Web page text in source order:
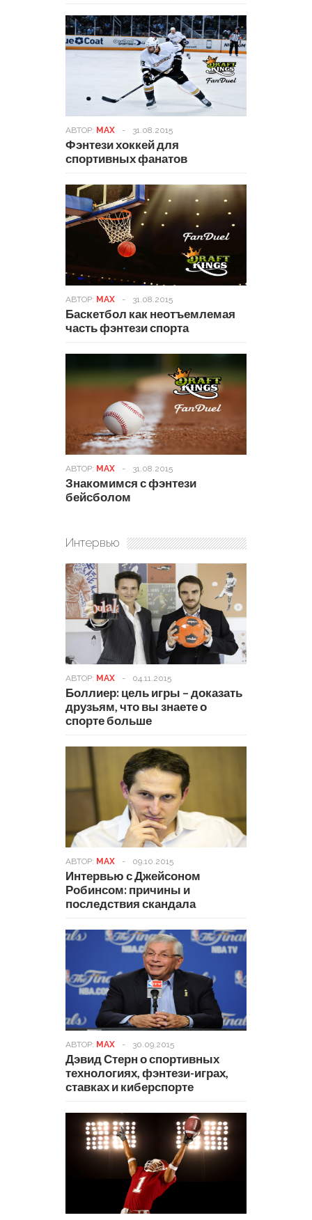
АВТОР: MAX - 31.08.2015
Фэнтези хоккей для
спортивных фанатов
АВТОР: MAX - 31.08.2015
Баскетбол как неотъемлемая
часть фэнтези спорта
АВТОР: MAX - 31.08.2015
Знакомимся с фэнтези
бейсболом
Интервью
АВТОР: MAX - 04.11.2015
Боллиер: цель игры – доказать
друзьям, что вы знаете о
спорте больше
АВТОР: MAX - 09.10.2015
Интервью с Джейсоном
Робинсом: причины и
последствия скандала
АВТОР: MAX - 30.09.2015
Дэвид Стерн о спортивных
технологиях, фэнтези-играх,
ставках и киберспорте